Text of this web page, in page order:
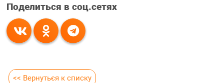
Поделиться в соц.сетях
<< Вернуться к списку